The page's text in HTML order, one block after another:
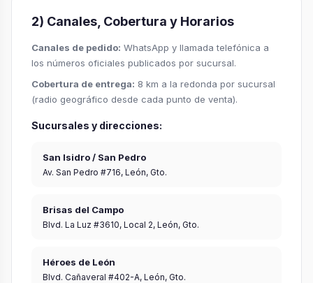
2) Canales, Cobertura y Horarios
Canales de pedido: WhatsApp y llamada telefónica a
los números oficiales publicados por sucursal.
Cobertura de entrega: 8 km a la redonda por sucursal
(radio geográfico desde cada punto de venta).
Sucursales y direcciones:
San Isidro / San Pedro
Av. San Pedro #716, León, Gto.
Brisas del Campo
Blvd. La Luz #3610, Local 2, León, Gto.
Héroes de León
Blvd. Cañaveral #402-A, León, Gto.